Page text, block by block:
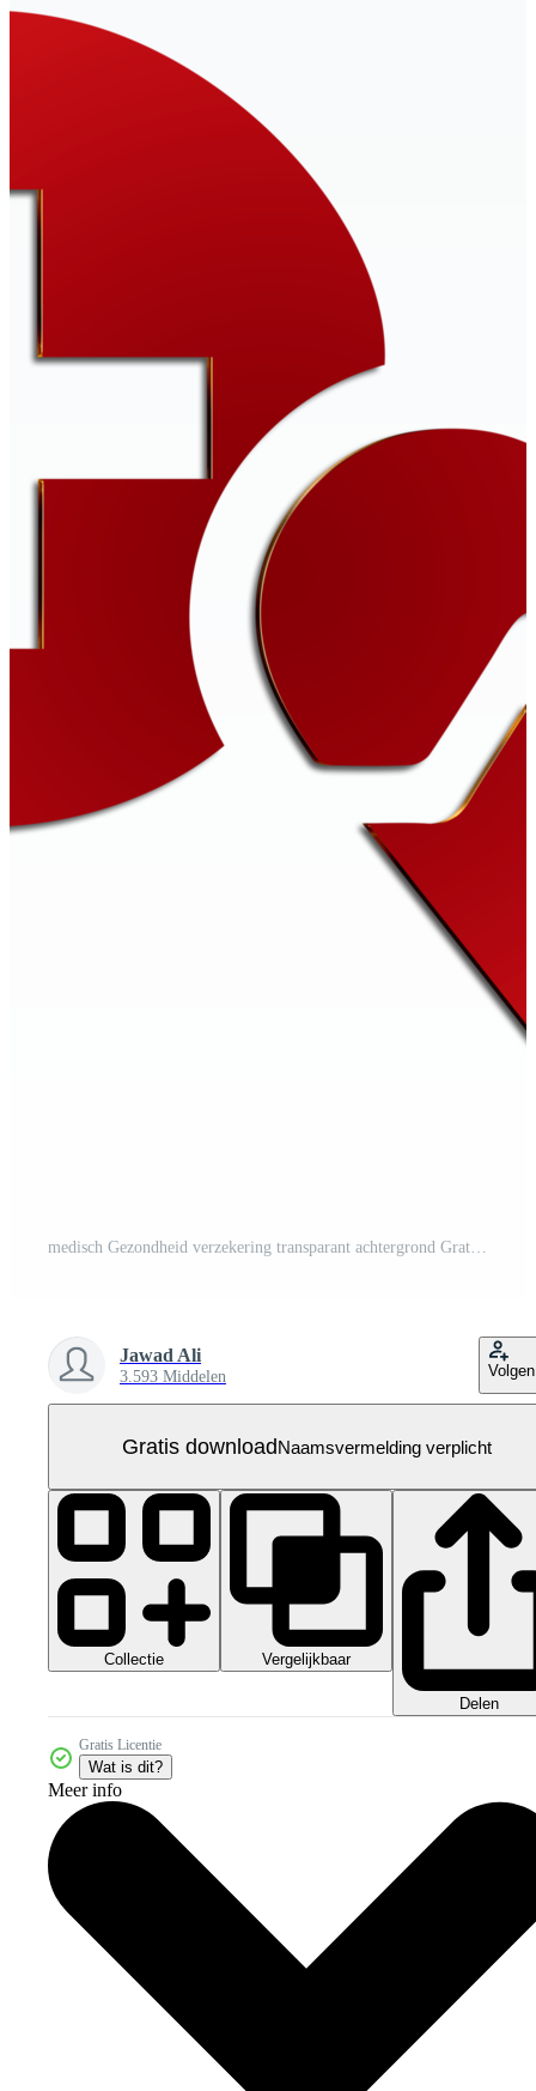
medisch Gezondheid verzekering transparant achtergrond Gratis PNG
Jawad Ali
3.593 Middelen Volgen
Gratis downloadNaamsvermelding verplicht
Collectie Vergelijkbaar
Delen
Gratis Licentie
Wat is dit?
Meer info